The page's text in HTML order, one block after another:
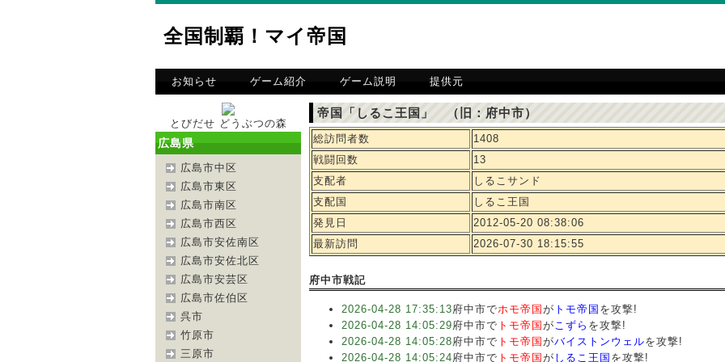
全国制覇！マイ帝国
お知らせ ゲーム紹介 ゲーム説明 提供元
とびだせ どうぶつの森
広島県
広島市中区
広島市東区
広島市南区
広島市西区
広島市安佐南区
広島市安佐北区
広島市安芸区
広島市佐伯区
呉市
竹原市
三原市
帝国「しるこ王国」 （旧：府中市）
総訪問者数
1408
戦闘回数
13
支配者
しるこサンド
支配国
しるこ王国
発見日
2012-05-20 08:38:06
最新訪問
2026-07-30 18:15:55
府中市戦記
2026-04-28 17:35:13府中市でホモ帝国 が トモ帝国 を攻撃!
2026-04-28 14:05:29府中市で トモ帝国 がこずら を攻撃!
2026-04-28 14:05:28府中市で トモ帝国 がバイストンウェルを攻撃!
2026-04-28 14:05:24府中市で トモ帝国 が しるこ王国 を攻撃!